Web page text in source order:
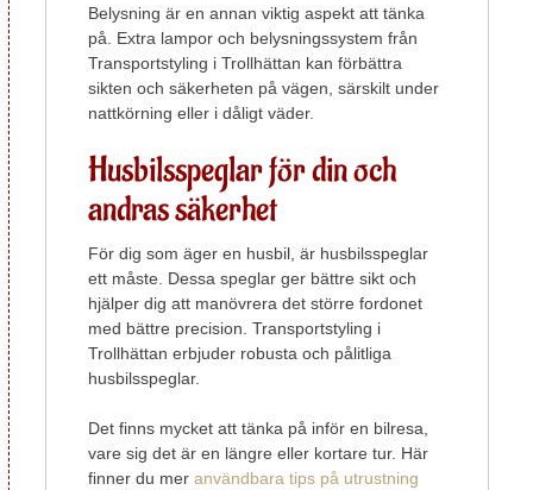
Belysning är en annan viktig aspekt att tänka
på. Extra lampor och belysningssystem från
Transportstyling i Trollhättan kan förbättra
sikten och säkerheten på vägen, särskilt under
nattkörning eller i dåligt väder.
Husbilsspeglar för din och
andras säkerhet
För dig som äger en husbil, är husbilsspeglar
ett måste. Dessa speglar ger bättre sikt och
hjälper dig att manövrera det större fordonet
med bättre precision. Transportstyling i
Trollhättan erbjuder robusta och pålitliga
husbilsspeglar.
Det finns mycket att tänka på inför en bilresa,
vare sig det är en längre eller kortare tur. Här
finner du meranvändbara tips på utrustning